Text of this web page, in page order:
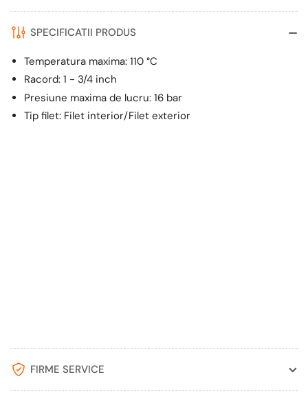
SPECIFICATII PRODUS
Temperatura maxima: 110 °C
Racord: 1 - 3/4 inch
Presiune maxima de lucru: 16 bar
Tip filet: Filet interior/Filet exterior
FIRME SERVICE